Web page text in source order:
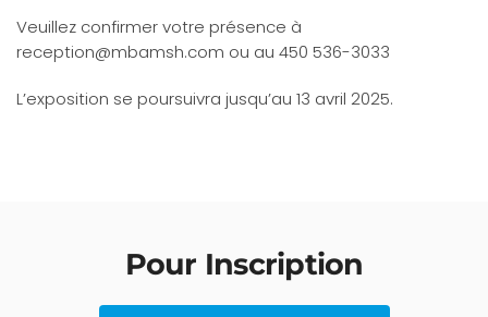
Veuillez confirmer votre présence à
reception@mbamsh.com ou au 450 536-3033
L’exposition se poursuivra jusqu’au 13 avril 2025.
Pour Inscription